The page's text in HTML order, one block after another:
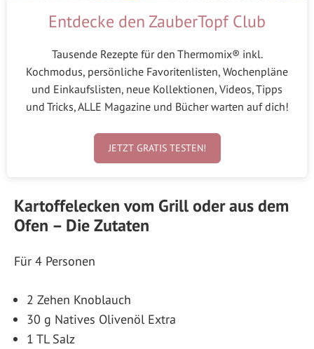
Entdecke den ZauberTopf Club
Tausende Rezepte für den Thermomix® inkl.
Kochmodus, persönliche Favoritenlisten, Wochenpläne
und Einkaufslisten, neue Kollektionen, Videos, Tipps
und Tricks, ALLE Magazine und Bücher warten auf dich!
JETZT GRATIS TESTEN!
Kartoffelecken vom Grill oder aus dem
Ofen – Die Zutaten
Für 4 Personen
2 Zehen Knoblauch
30 g Natives Olivenöl Extra
1 TL Salz